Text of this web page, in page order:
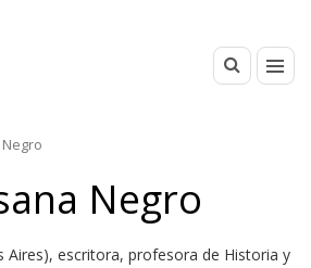
Negro
Aires), escritora, profesora de Historia y